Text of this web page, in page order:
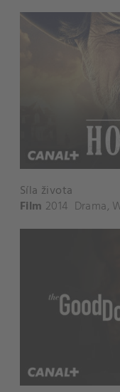
Síla života
Film 2014 Drama,